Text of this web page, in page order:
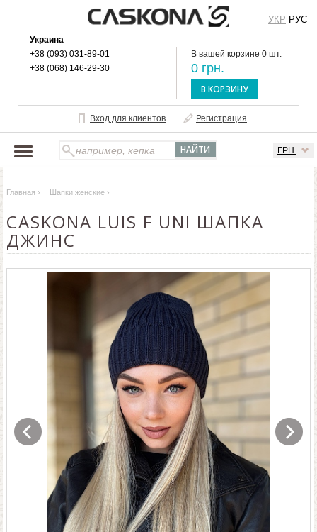
Украина
+38 (093) 031-89-01
+38 (068) 146-29-30
В вашей корзине 0 шт.
0 грн.
В КОРЗИНУ
Вход для клиентов Регистрация
ГРН.
УКР РУС
О БРЕНДЕ
ДОСТАВКА И ОПЛАТА
ОПТОВЫМ КЛИЕНТАМ
Главная › Шапки женские ›
CASKONA LUIS F UNI ШАПКА
ДЖИНС